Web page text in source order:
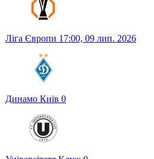
Ліга Європи 17:00, 09 лип. 2026
Динамо Київ 0